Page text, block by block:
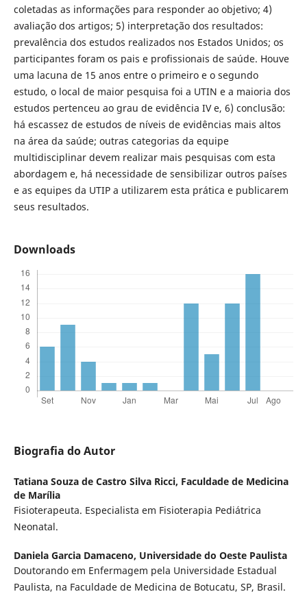
coletadas as informações para responder ao objetivo; 4)
avaliação dos artigos; 5) interpretação dos resultados:
prevalência dos estudos realizados nos Estados Unidos; os
participantes foram os pais e profissionais de saúde. Houve
uma lacuna de 15 anos entre o primeiro e o segundo
estudo, o local de maior pesquisa foi a UTIN e a maioria dos
estudos pertenceu ao grau de evidência IV e, 6) conclusão:
há escassez de estudos de níveis de evidências mais altos
na área da saúde; outras categorias da equipe
multidisciplinar devem realizar mais pesquisas com esta
abordagem e, há necessidade de sensibilizar outros países
e as equipes da UTIP a utilizarem esta prática e publicarem
seus resultados.
Downloads
Biografia do Autor
Tatiana Souza de Castro Silva Ricci, Faculdade de Medicina
de Marília
Fisioterapeuta. Especialista em Fisioterapia Pediátrica
Neonatal.
Daniela Garcia Damaceno, Universidade do Oeste Paulista
Doutorando em Enfermagem pela Universidade Estadual
Paulista, na Faculdade de Medicina de Botucatu, SP, Brasil.